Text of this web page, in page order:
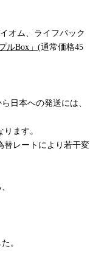
オム、ライフパック
ルBox」 (通常価格45
日本への発送には、
ます。
替レートにより若干変
。